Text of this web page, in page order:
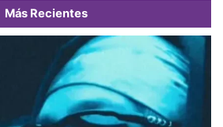
Más Recientes